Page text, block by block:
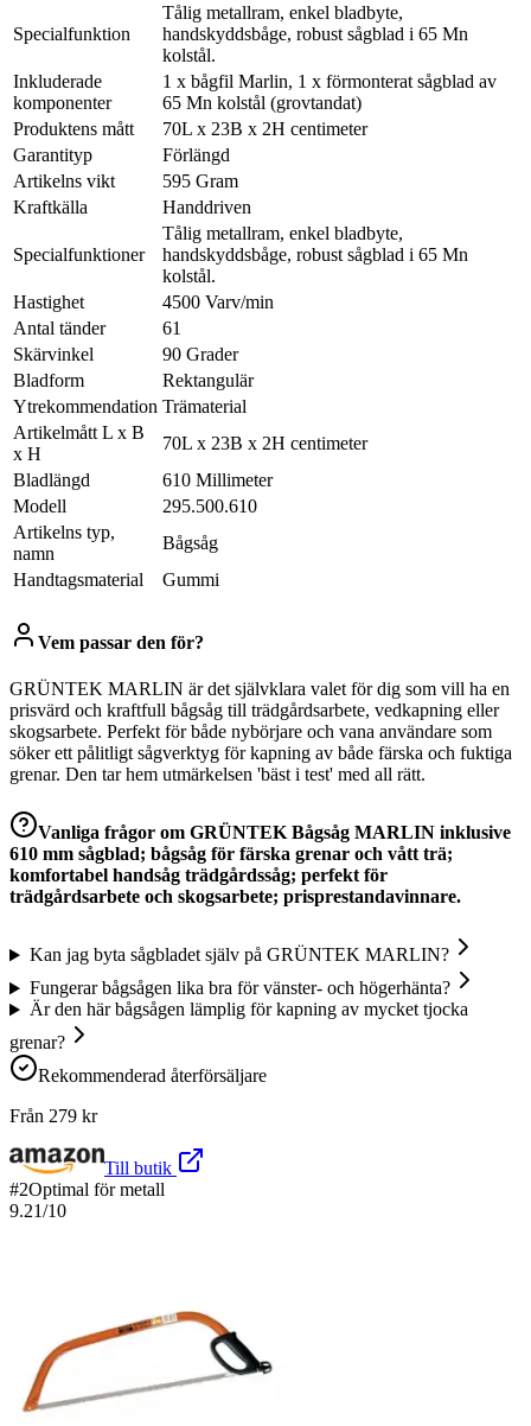
Specialfunktion
Tålig metallram, enkel bladbyte,
handskyddsbåge, robust sågblad i 65 Mn
kolstål.
Inkluderade
komponenter
1 x bågfil Marlin, 1 x förmonterat sågblad av
65 Mn kolstål (grovtandat)
Produktens mått
70L x 23B x 2H centimeter
Garantityp
Förlängd
Artikelns vikt
595 Gram
Kraftkälla
Handdriven
Specialfunktioner
Tålig metallram, enkel bladbyte,
handskyddsbåge, robust sågblad i 65 Mn
kolstål.
Hastighet
4500 Varv/min
Antal tänder
61
Skärvinkel
90 Grader
Bladform
Rektangulär
Ytrekommendation Trämaterial
Artikelmått L x B
x H
70L x 23B x 2H centimeter
Bladlängd
610 Millimeter
Modell
295.500.610
Artikelns typ,
namn
Bågsåg
Handtagsmaterial
Gummi
Vem passar den för?
GRÜNTEK MARLIN är det självklara valet för dig som vill ha en
prisvärd och kraftfull bågsåg till trädgårdsarbete, vedkapning eller
skogsarbete. Perfekt för både nybörjare och vana användare som
söker ett pålitligt sågverktyg för kapning av både färska och fuktiga
grenar. Den tar hem utmärkelsen 'bäst i test' med all rätt.
Vanliga frågor om GRÜNTEK Bågsåg MARLIN inklusive
610 mm sågblad; bågsåg för färska grenar och vått trä;
komfortabel handsåg trädgårdssåg; perfekt för
trädgårdsarbete och skogsarbete; prisprestandavinnare.
Kan jag byta sågbladet själv på GRÜNTEK MARLIN?
Fungerar bågsågen lika bra för vänster- och högerhänta?
Är den här bågsågen lämplig för kapning av mycket tjocka
grenar?
Rekommenderad återförsäljare
Från 279 kr
Till butik
#2Optimal för metall
9.21/10